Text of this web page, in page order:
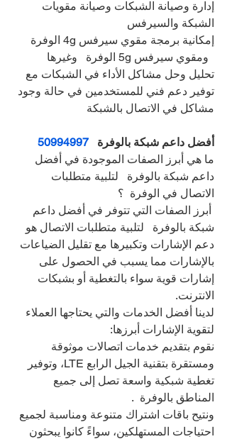
إدارة وصيانة الشبكات وصيانة مقويات
الشبكة والسيرفس
إمكانية برمجة مقوي سيرفس 4g الوفرة
ومقوي سيرفس 5g الوفرة   وغيرها
تحليل وحل مشاكل الأداء في الشبكات مع
توفير دعم فني للمستخدمين في حالة وجود
مشاكل في الاتصال بالشبكة
أفضل داعم شبكة بالوفرة 50994997
ما هي أبرز الصفات الموجودة في أفضل
داعم شبكة بالوفرة   لتلبية متطلبات
الاتصال في الوفرة  ؟
أبرز الصفات التي تتوفر في أفضل داعم
شبكة بالوفرة   لتلبية متطلبات الاتصال هو
دعم الإشارات وتكبيرها مع تقليل الضياعات
بالإشارات مما يسبب في الحصول على
إشارات قوية سواء بالتغطية أو بشبكات
الانترنت.
لدينا أفضل الخدمات والتي يحتاجها العملاء
لتقوية الإشارات أبرزها:
نقوم بتقديم خدمات اتصالات موثوقة
ومستقرة بتقنية الجيل الرابع LTE، وتوفير
تغطية شبكية واسعة تصل إلى جميع
المناطق بالوفرة  .
ونتيح باقات اشتراك متنوعة ومناسبة لجميع
احتياجات المستهلكين، سواءً كانوا يبحثون